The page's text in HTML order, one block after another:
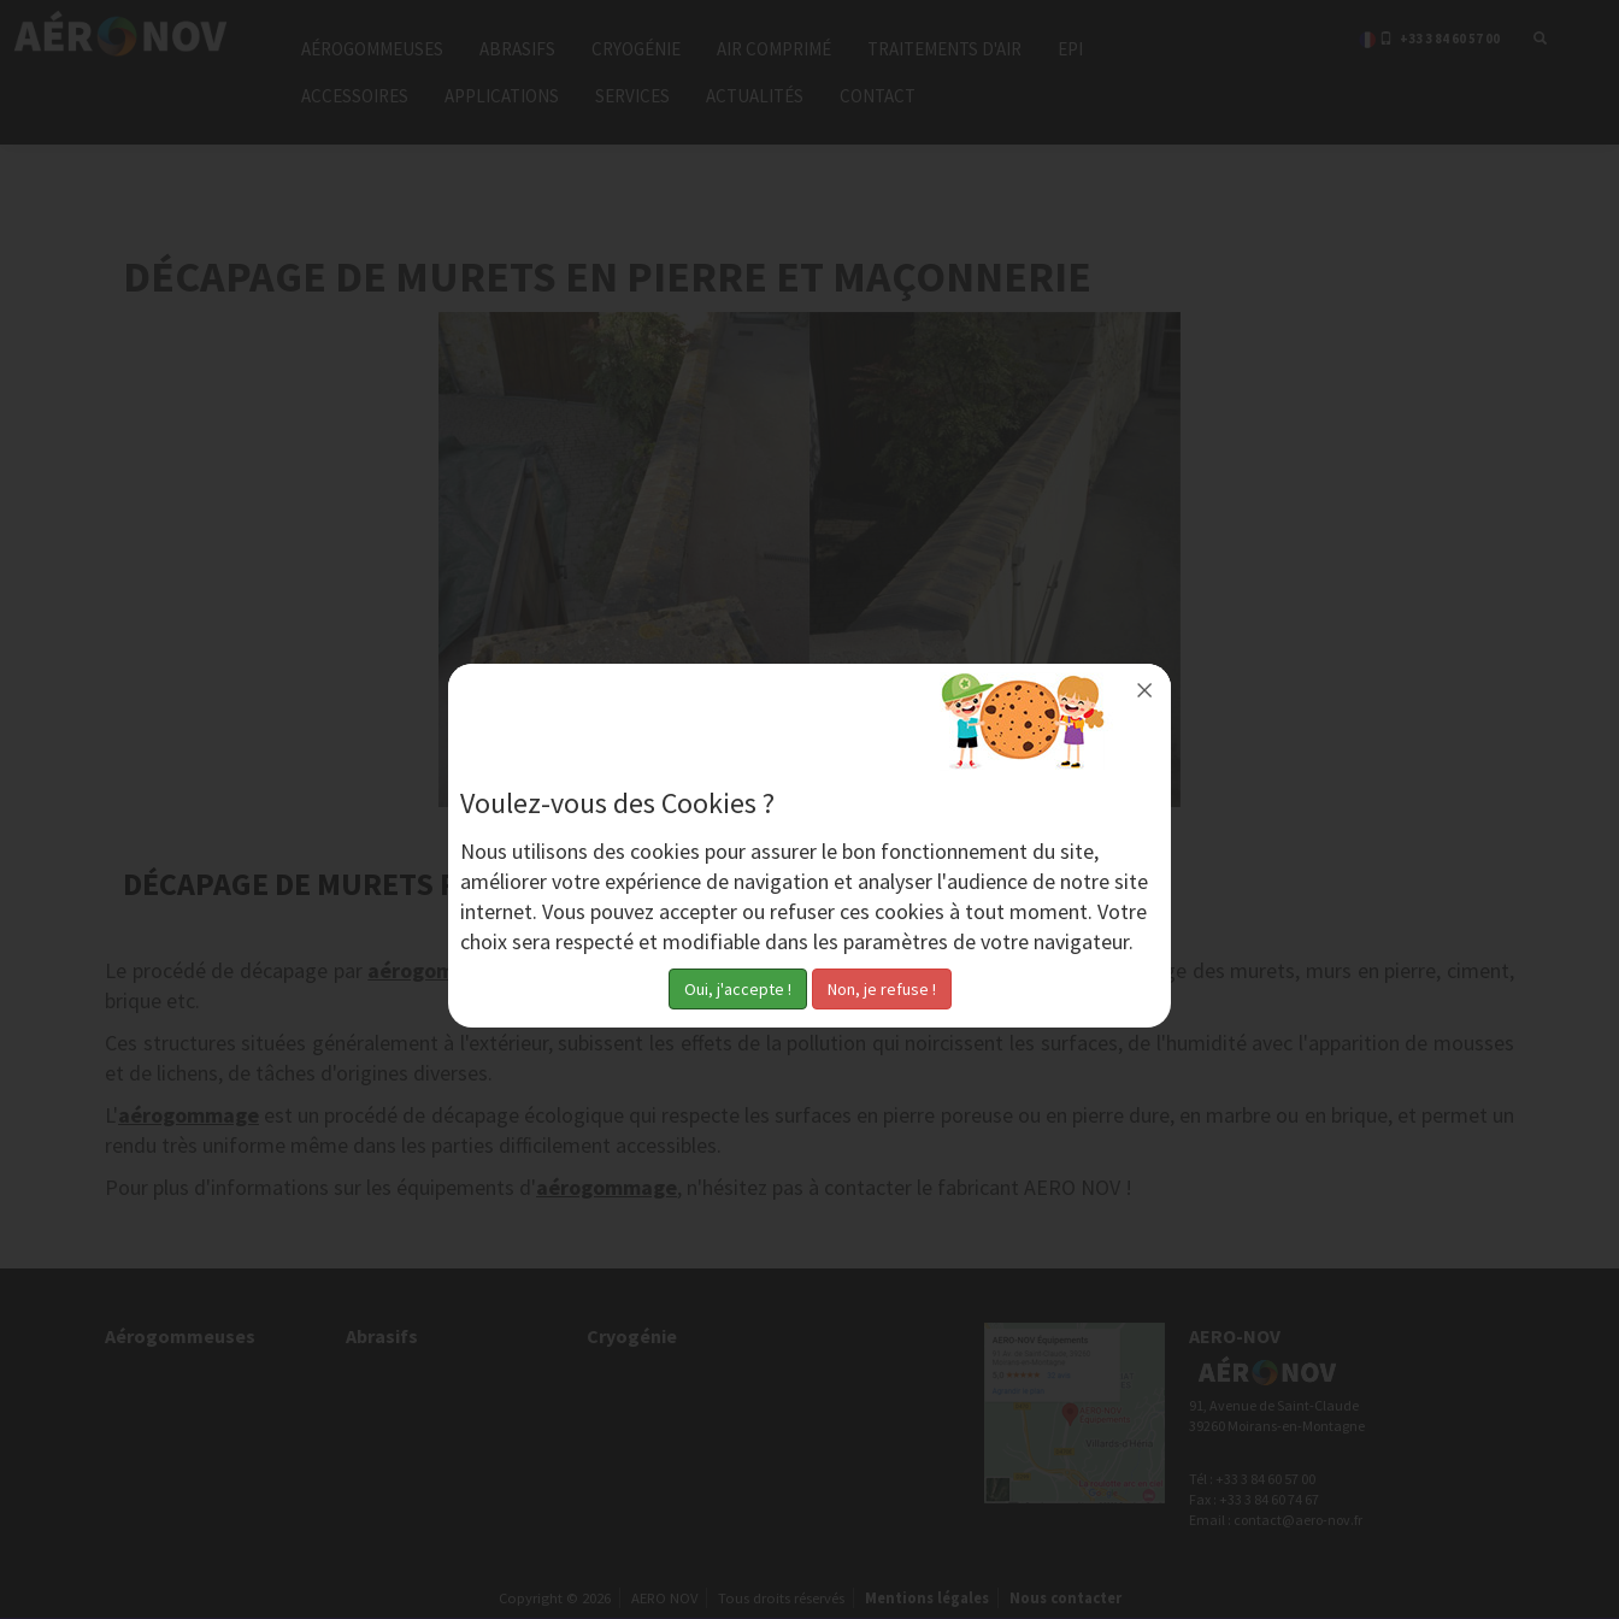
AÉROGOMMEUSES ABRASIFS CRYOGÉNIE AIR COMPRIMÉ TRAITEMENTS D'AIR EPI
ACCESSOIRES APPLICATIONS SERVICES ACTUALITÉS CONTACT
+33 3 84 60 57 00
DÉCAPAGE DE MURETS PAR AÉROGOMMAGE
aérogommeuses NOVGOMd'AERO NOV permet le nettoyage des murets, murs en pierre, ciment,
Aérogommeuses Abrasifs Cryogénie AERO-NOV
91, Avenue de Saint-Claude
39260 Moirans-en-Montagne
Tél : +33 3 84 60 57 00
Fax : +33 3 84 60 74 67
Email : contact@aero-nov.fr
Copyright © 2026 AERO NOV Tous droits réservés Mentions légales Nous contacter
Voulez-vous des Cookies ?
Nous utilisons des cookies pour assurer le bon fonctionnement du site,
améliorer votre expérience de navigation et analyser l'audience de notre site
internet. Vous pouvez accepter ou refuser ces cookies à tout moment. Votre
choix sera respecté et modifiable dans les paramètres de votre navigateur.